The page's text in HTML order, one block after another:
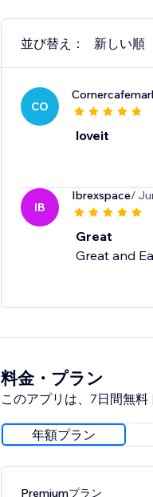
並び替え： 新しい順
CO
loveit
IB
Ibrexspace/
Great
Great and
料金・プラン
このアプリは、7日間無
年額プラン
Premiumプラン